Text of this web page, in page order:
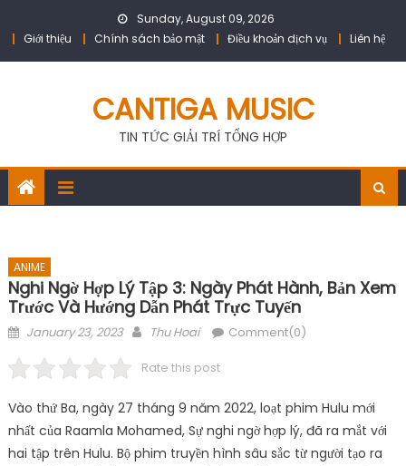
Sunday, August 09, 2026
Giới thiệu
Chính sách bảo mật Điều khoản dịch vụ Liên hệ
CANTIGA MUSIC
TIN TỨC GIẢI TRÍ TỔNG HỢP
ANIME
Nghi Ngờ Hợp Lý Tập 3: Ngày Phát Hành, Bản Xem
Trước Và Hướng Dẫn Phát Trực Tuyến
Posted
January 23, 2023 Author
Thu Hoai Comment(0)
Rate this post
Vào thứ Ba, ngày 27 tháng 9 năm 2022, loạt phim Hulu mới
nhất của Raamla Mohamed, Sự nghi ngờ hợp lý, đã ra mắt với
hai tập trên Hulu. Bộ phim truyền hình sâu sắc từ người tạo ra